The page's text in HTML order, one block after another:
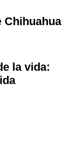
Chihuahua
la vida: